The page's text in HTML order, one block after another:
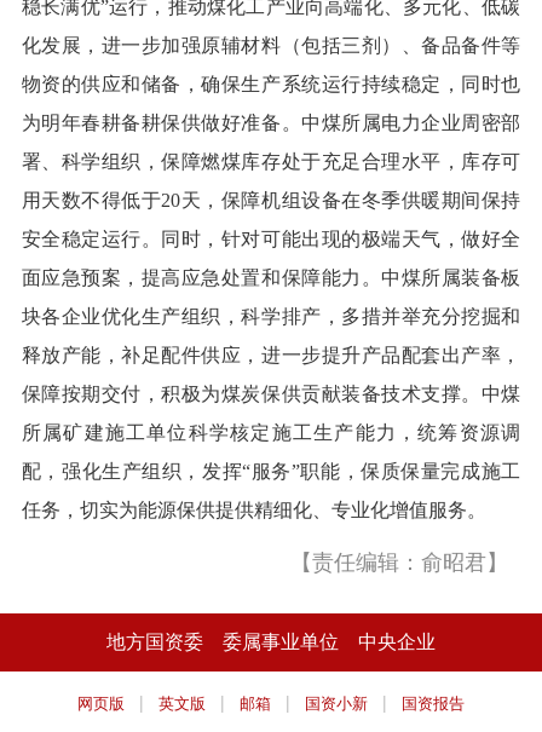
稳长满优”运行，推动煤化工产业向高端化、多元化、低碳
化发展，进一步加强原辅材料（包括三剂）、备品备件等
物资的供应和储备，确保生产系统运行持续稳定，同时也
为明年春耕备耕保供做好准备。中煤所属电力企业周密部
署、科学组织，保障燃煤库存处于充足合理水平，库存可
用天数不得低于20天，保障机组设备在冬季供暖期间保持
安全稳定运行。同时，针对可能出现的极端天气，做好全
面应急预案，提高应急处置和保障能力。中煤所属装备板
块各企业优化生产组织，科学排产，多措并举充分挖掘和
释放产能，补足配件供应，进一步提升产品配套出产率，
保障按期交付，积极为煤炭保供贡献装备技术支撑。中煤
所属矿建施工单位科学核定施工生产能力，统筹资源调
配，强化生产组织，发挥“服务”职能，保质保量完成施工
任务，切实为能源保供提供精细化、专业化增值服务。
【责任编辑：俞昭君】
地方国资委 委属事业单位 中央企业
网页版 | 英文版 | 邮箱 | 国资小新 | 国资报告